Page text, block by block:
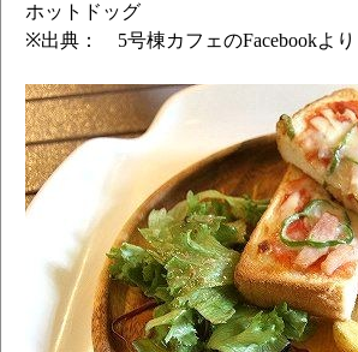
ホットドッグ
※出典： 5号棟カフェのFacebookより